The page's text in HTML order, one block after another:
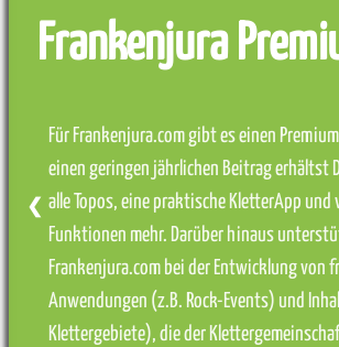
Frankenjura
Für Frankenjura.com gibt es einen
einen geringen jährlichen Beitrag erhältst
alle Topos, eine praktische KletterApp und
Funktionen mehr. Darüber hinaus
Frankenjura.com bei der Entwicklung von
Anwendungen (z.B. Rock-Events) und
Klettergebiete), die der
❮